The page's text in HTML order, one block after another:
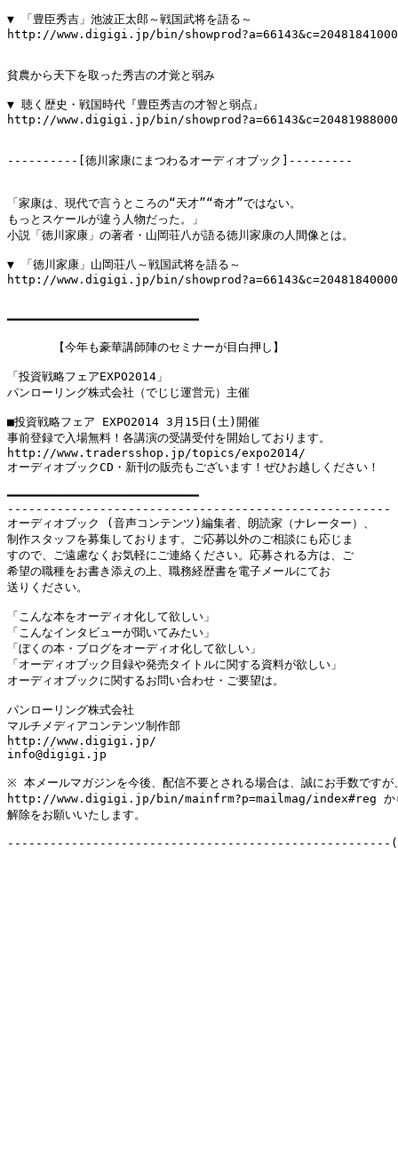
▼ 「豊臣秀吉」池波正太郎～戦国武将を語る～
http://www.digigi.jp/bin/
貧農から天下を取った秀吉の才覚と弱み
▼ 聴く歴史・戦国時代『豊臣秀吉の才智と弱点』
http://www.digigi.jp/bin/
----------[徳川家康にまつわるオーディオブック]---------
「家康は、現代で言うところの“天才”“奇才”ではない。
もっとスケールが違う人物だった。」
小説「徳川家康」の著者・山岡荘八が語る徳川家康の人間像とは。
▼ 「徳川家康」山岡荘八～戦国武将を語る～
http://www.digigi.jp/bin/
━━━━━━━━━━━━━━━━━━━━━━━━━━━
【今年も豪華講師陣のセミナーが目白押し】
「投資戦略フェアEXPO2014」
パンローリング株式会社（でじじ運営元）主催
■投資戦略フェア EXPO2014 3月15日(土)開催
事前登録で入場無料！各講演の受講受付を開始しております。
http://www.tradersshop.jp/topics/expo2014/
オーディオブックCD・新刊の販売もございます！ぜひお越しください！
━━━━━━━━━━━━━━━━━━━━━━━━━━━
------------------------------------------------------
オーディオブック (音声コンテンツ)編集者、朗読家（ナレーター）、
制作スタッフを募集しております。ご応募以外のご相談にも応じま
すので、ご遠慮なくお気軽にご連絡ください。応募される方は、ご
希望の職種をお書き添えの上、職務経歴書を電子メールにてお
送りください。
「こんな本をオーディオ化して欲しい」
「こんなインタビューが聞いてみたい」
「ぼくの本・ブログをオーディオ化して欲しい」
「オーディオブック目録や発売タイトルに関する資料が欲しい」
オーディオブックに関するお問い合わせ・ご要望は。
パンローリング株式会社
マルチメディアコンテンツ制作部
http://www.digigi.jp/
info@digigi.jp
※ 本メールマガジンを今後、配信不要とされる場合は、誠にお手数ですが
http://www.digigi.jp/bin/mainfrm?p=mailmag/index#reg か
解除をお願いいたします。